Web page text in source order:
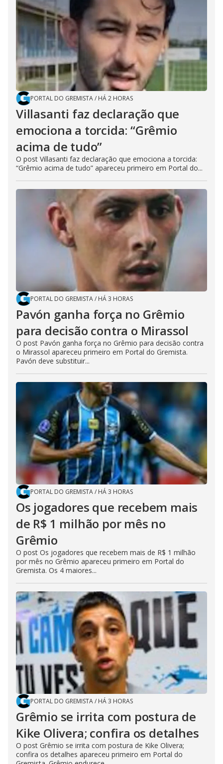
PORTAL DO GREMISTA/ HÁ 2 HORAS
Villasanti faz declaração que
emociona a torcida: “Grêmio
acima de tudo”
O post Villasanti faz declaração que emociona a torcida:
“Grêmio acima de tudo” apareceu primeiro em Portal do...
PORTAL DO GREMISTA/ HÁ 3 HORAS
Pavón ganha força no Grêmio
para decisão contra o Mirassol
O post Pavón ganha força no Grêmio para decisão contra
o Mirassol apareceu primeiro em Portal do Gremista.
Pavón deve substituir...
PORTAL DO GREMISTA/ HÁ 3 HORAS
Os jogadores que recebem mais
de R$ 1 milhão por mês no
Grêmio
O post Os jogadores que recebem mais de R$ 1 milhão
por mês no Grêmio apareceu primeiro em Portal do
Gremista. Os 4 maiores...
PORTAL DO GREMISTA/ HÁ 3 HORAS
Grêmio se irrita com postura de
Kike Olivera; confira os detalhes
O post Grêmio se irrita com postura de Kike Olivera;
confira os detalhes apareceu primeiro em Portal do